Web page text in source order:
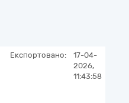
Експортовано:
17-04-
2026,
11:43:58